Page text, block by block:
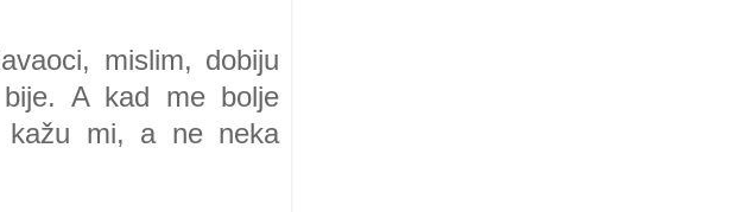
mislim, dobiju
A kad me bolje
kažu mi, a ne neka